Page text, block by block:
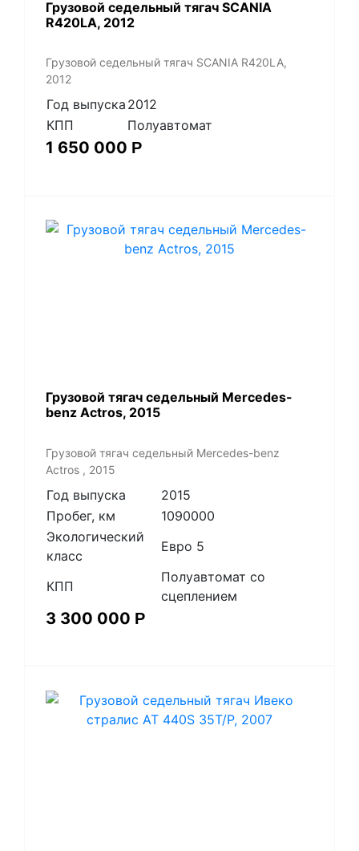
Грузовой седельный тягач SCANIA
R420LA, 2012
Грузовой седельный тягач SCANIA R420LA,
2012
Год выпуска 2012
КПП
Полуавтомат
1 650 000 Р
Грузовой тягач седельный Mercedes-
benz Actros, 2015
Грузовой тягач седельный Mercedes-benz
Actros , 2015
Год выпуска
2015
Пробег, км
1090000
Экологический
класс
Евро 5
КПП
Полуавтомат со
сцеплением
3 300 000 Р